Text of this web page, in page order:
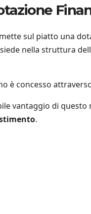
sul piatto una
nella struttura
è concesso
vantaggio di
.